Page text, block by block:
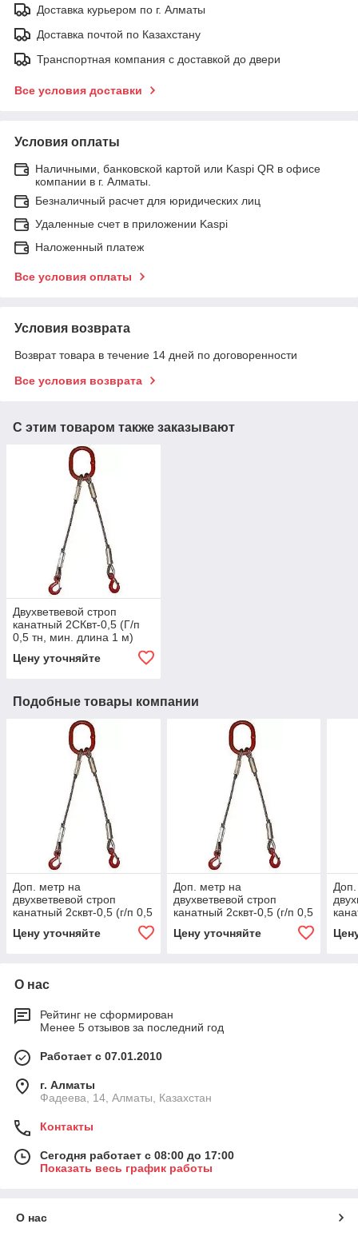
Доставка курьером по г. Алматы
Доставка почтой по Казахстану
Транспортная компания с доставкой до двери
Все условия доставки
Условия оплаты
Наличными, банковской картой или Kaspi QR в офисе
компании в г. Алматы.
Безналичный расчет для юридических лиц
Удаленные счет в приложении Kaspi
Наложенный платеж
Все условия оплаты
Условия возврата
Возврат товара в течение 14 дней по договоренности
Все условия возврата
С этим товаром также заказывают
Двухветвевой строп
канатный 2СКвт-0,5 (Г/п
0,5 тн, мин. длина 1 м)
Цену уточняйте
Подобные товары компании
Доп. метр на
двухветвевой строп
канатный 2сквт-0,5 (г/п 0,5
1000
Цену уточняйте
Доп. метр на
двухветвевой строп
канатный 2сквт-0,5 (г/п 0,5
1000
Цену уточняйте
О нас
Рейтинг не сформирован
Менее 5 отзывов за последний год
Работает с 07.01.2010
г. Алматы
Фадеева, 14, Алматы, Казахстан
Контакты
Сегодня работает с 08:00 до 17:00
Показать весь график работы
О нас